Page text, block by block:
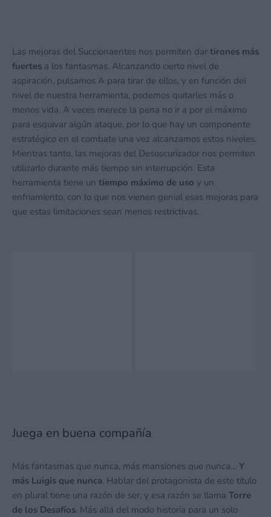
Las mejoras del Succionaentes nos permiten dar tirones más
fuertes a los fantasmas. Alcanzando cierto nivel de
aspiración, pulsamos A para tirar de ellos, y en función del
nivel de nuestra herramienta, podemos quitarles más o
menos vida. A veces merece la pena no ir a por el máximo
para esquivar algún ataque, por lo que hay un componente
estratégico en el combate una vez alcanzamos estos niveles.
Mientras tanto, las mejoras del Desoscurizador nos permiten
utilizarlo durante más tiempo sin interrupción. Esta
herramienta tiene un tiempo máximo de uso y un
enfriamiento, con lo que nos vienen genial esas mejoras para
que estas limitaciones sean menos restrictivas.
Juega en buena compañía
Más fantasmas que nunca, más mansiones que nunca… Y
más Luigis que nunca. Hablar del protagonista de este título
en plural tiene una razón de ser, y esa razón se llama Torre
de los Desafíos. Más allá del modo historia para un solo